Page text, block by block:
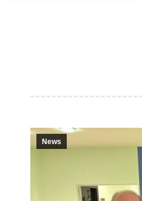
News